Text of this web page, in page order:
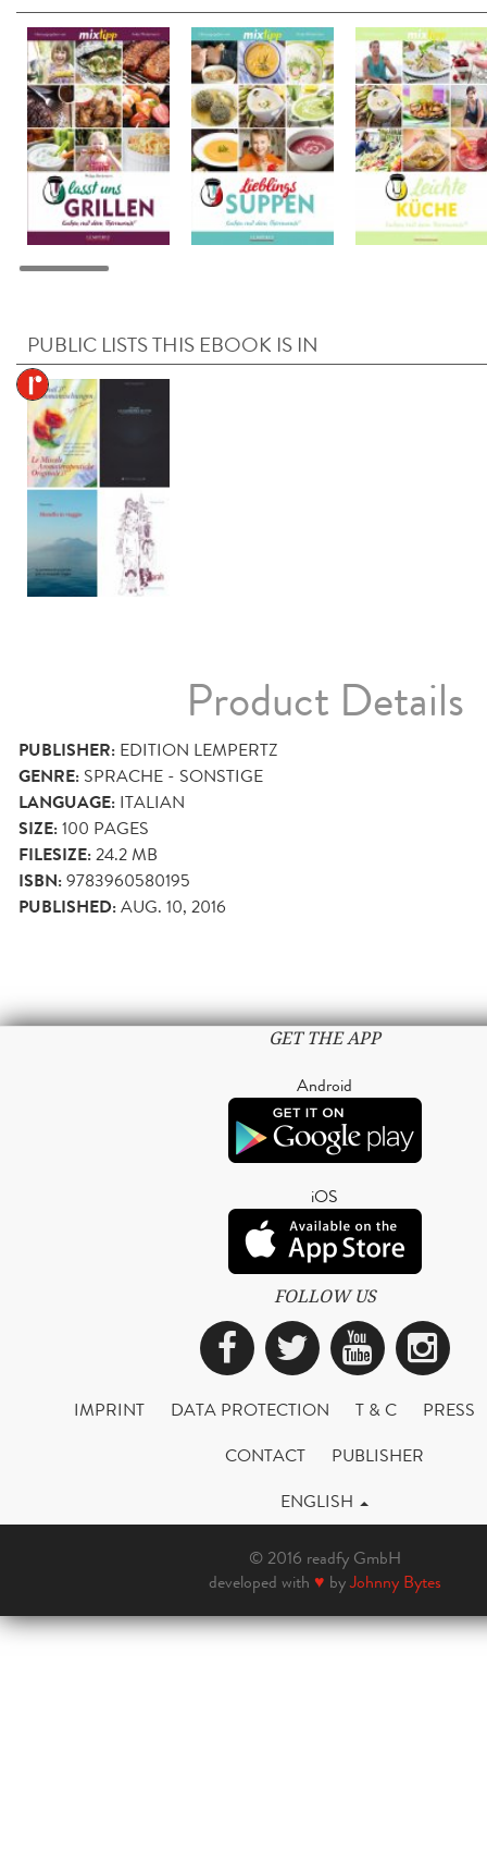
PUBLIC LISTS THIS EBOOK IS IN
Product Details
PUBLISHER: EDITION LEMPERTZ
GENRE: SPRACHE - SONSTIGE
LANGUAGE: ITALIAN
SIZE:100 PAGES
FILESIZE:24.2 MB
ISBN:9783960580195
PUBLISHED:AUG. 10, 2016
GET THE APP
Android
iOS
FOLLOW US
Facebook
Twitter
IMPRINT DATA PROTECTION T & C
PRESS
CONTACT
PUBLISHER
ENGLISH
© 2016 readfy GmbH
developed with ♥ byJohnny Bytes